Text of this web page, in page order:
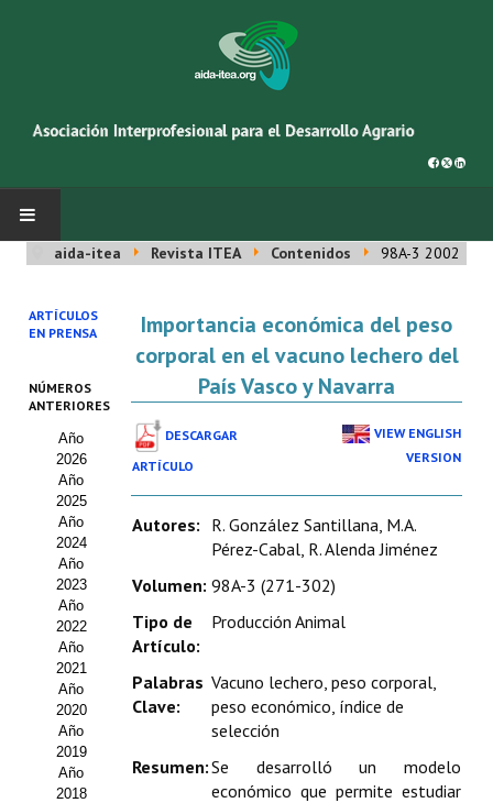
INICIO
SOBRE NOSOTROS
Cincuentenario AIDA
Organigrama
Estatutos
Hacerse socio
Noticias
Galería de Fotos
Web AIDA 2.0
REVISTA ITEA
Presentación ITEA
aida-itea Revista ITEA Contenidos 98A-3 2002
ARTÍCULOS
EN PRENSA
NÚMEROS
ANTERIORES
Año
2026
Año
2025
Año
2024
Año
2023
Año
2022
Año
2021
Año
2020
Año
2019
Año
2018
Importancia económica del peso
corporal en el vacuno lechero del
País Vasco y Navarra
DESCARGAR
ARTÍCULO
VIEW ENGLISH
VERSION
Autores: R. González Santillana, M.A.
Pérez-Cabal, R. Alenda Jiménez
Volumen: 98A-3 (271-302)
Tipo de
Artículo:
Producción Animal
Palabras
Clave:
Vacuno lechero, peso corporal,
peso económico, índice de
selección
Resumen:Se desarrolló un modelo
económico que permite estudiar